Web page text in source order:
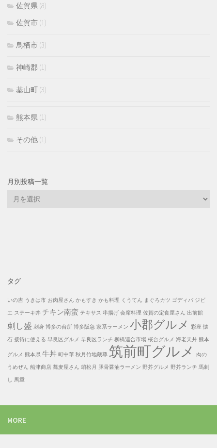
佐賀県 (8)
佐賀市 (1)
鳥栖市 (3)
神崎郡 (1)
基山町 (3)
熊本県 (1)
その他 (1)
月別投稿一覧
タグ
いの吉 うきは市 お肉屋さん かもすき かも料理 くうてん まぐろカツ ゴディバ ジビ
エ ステーキ丼 チキン南蛮 テキサス 串揚げ 会席料理 佐賀の定食屋さん 出前館
刺し盛 刺身 博多の台所 博多阪急 家系ラーメン 小郡グルメ 彩座 懐
石 接待に使える 早良区グルメ 早良区ランチ 柳橋連合市場 桜台グルメ 海老天丼 熊本
グルメ 熊本県 牛丼 町中華 秋月竹地蔵尊 筑前町グルメ
肉の
うめぜん 船津商店 蕎麦屋さん 蛸松月 豚骨醤油ラーメン 野芥グルメ 野芥ランチ 馬刺
し 馬重
MORE